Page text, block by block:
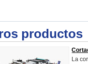
productos
La